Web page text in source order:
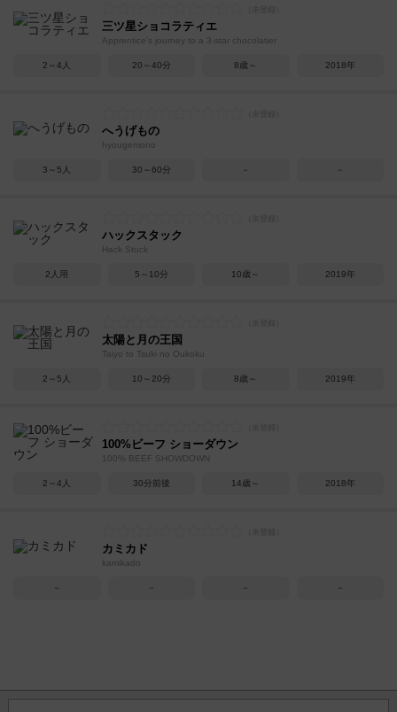
三ツ星ショコラティエ
Apprentice's journey to a 3-star chocolatier
2～4人 20～40分 8歳～ 2018年
へうげもの
hyougemono
3～5人 30～60分 － －
ハックスタック
Hack Stuck
2人用 5～10分 10歳～ 2019年
太陽と月の王国
Taiyo to Tsuki no Oukoku
2～5人 10～20分 8歳～ 2019年
100%ビーフ ショーダウン
100% BEEF SHOWDOWN
2～4人 30分前後 14歳～ 2018年
カミカド
kamikado
－ － － －